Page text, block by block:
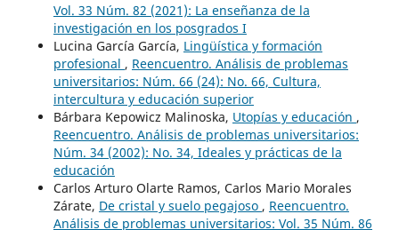
Vol. 33 Núm. 82 (2021): La enseñanza de la
investigación en los posgrados I
Lucina García García, Lingüística y formación
profesional , Reencuentro. Análisis de problemas
universitarios: Núm. 66 (24): No. 66, Cultura,
intercultura y educación superior
Bárbara Kepowicz Malinoska, Utopías y educación ,
Reencuentro. Análisis de problemas universitarios:
Núm. 34 (2002): No. 34, Ideales y prácticas de la
educación
Carlos Arturo Olarte Ramos, Carlos Mario Morales
Zárate, De cristal y suelo pegajoso , Reencuentro.
Análisis de problemas universitarios: Vol. 35 Núm. 86